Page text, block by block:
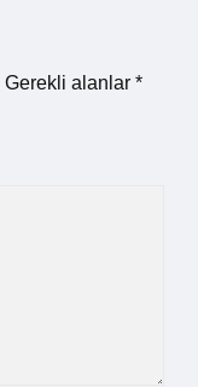
Gerekli alanlar *